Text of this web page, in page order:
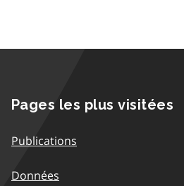
Pages les plus visitées
Publications
Données